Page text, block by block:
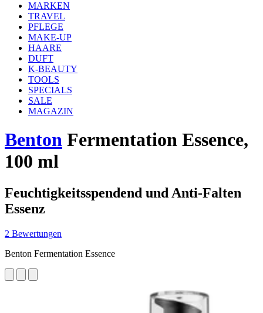
MARKEN
TRAVEL
PFLEGE
MAKE-UP
HAARE
DUFT
K-BEAUTY
TOOLS
SPECIALS
SALE
MAGAZIN
Benton Fermentation Essence,
100 ml
Feuchtigkeitsspendend und Anti-Falten
Essenz
2 Bewertungen
Benton Fermentation Essence